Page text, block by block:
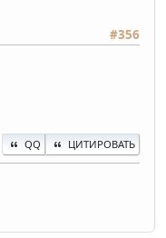
#356
QQ ЦИТИРОВАТЬ